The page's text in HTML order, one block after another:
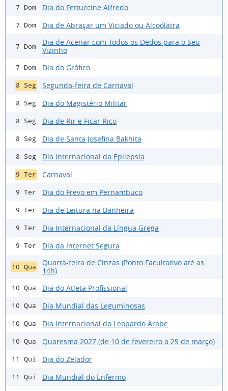
7 Dom Dia do Fettuccine Alfredo
7 Dom Dia de Abraçar um Viciado ou Alcoólatra
7 Dom
Dia de Acenar com Todos os Dedos para o Seu
Vizinho
7 Dom Dia do Gráfico
8 Seg Segunda-feira de Carnaval
8 Seg Dia do Magistério Militar
8 Seg Dia de Rir e Ficar Rico
8 Seg Dia de Santa Josefina Bakhita
8 Seg Dia Internacional da Epilepsia
9 Ter Carnaval
9 Ter Dia do Frevo em Pernambuco
9 Ter Dia de Leitura na Banheira
9 Ter Dia Internacional da Língua Grega
9 Ter Dia da Internet Segura
10 Qua
Quarta-feira de Cinzas (Ponto Facultativo até as
14h)
10 Qua Dia do Atleta Profissional
10 Qua Dia Mundial das Leguminosas
10 Qua Dia Internacional do Leopardo Árabe
10 Qua Quaresma 2027 (de 10 de fevereiro a 25 de março)
11 Qui Dia do Zelador
11 Qui
Dia Mundial do Enfermo